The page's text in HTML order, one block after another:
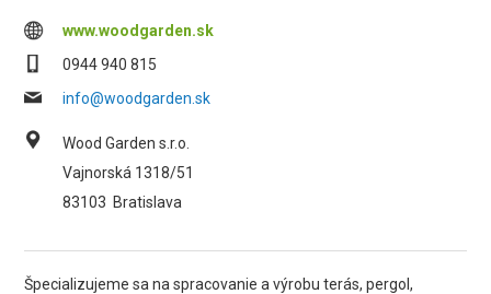
www.woodgarden.sk
0944 940 815
info@woodgarden.sk
Wood Garden s.r.o.
Vajnorská 1318/51
83103 Bratislava
Špecializujeme sa na spracovanie a výrobu terás, pergol,